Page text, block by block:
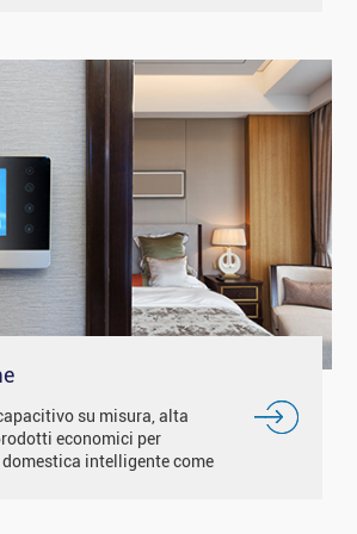
su misura, alta
economici per
intelligente come